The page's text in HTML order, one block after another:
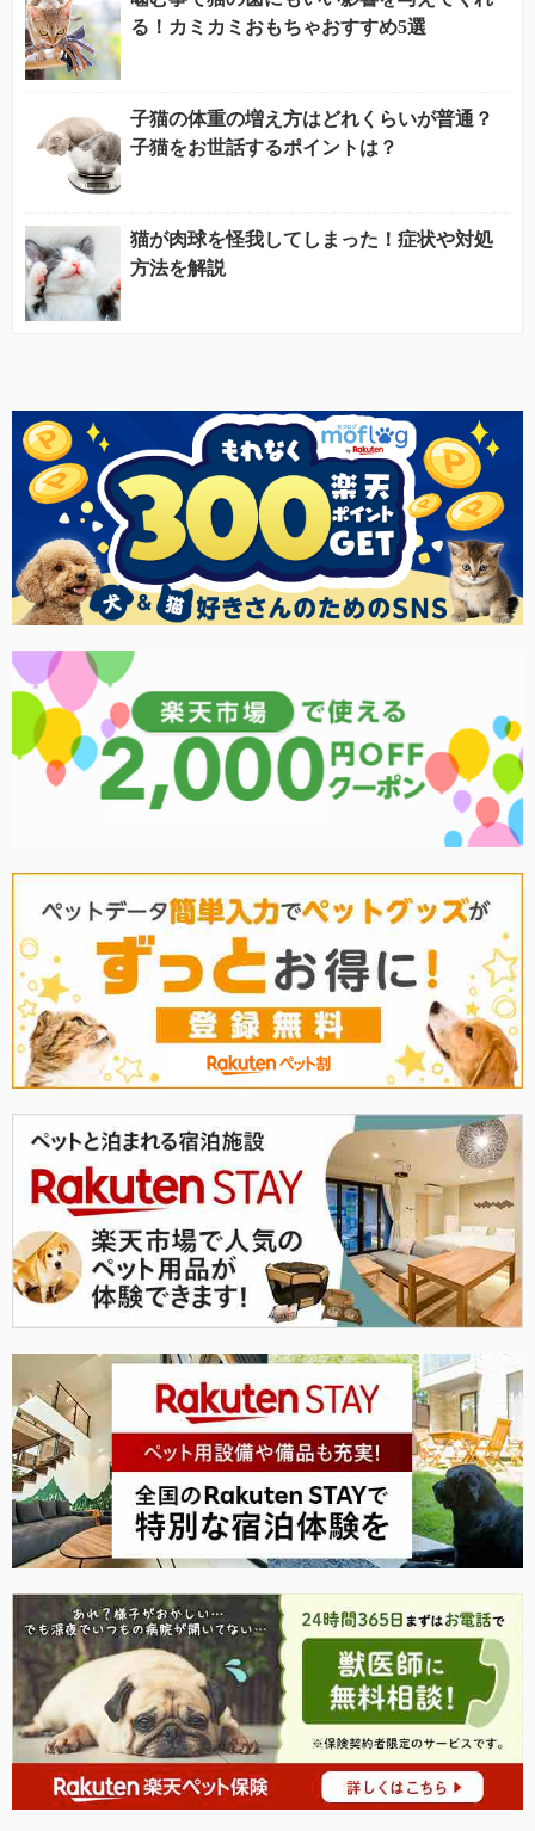
る！カミカミおもちゃおすすめ5選
子猫の体重の増え方はどれくらいが普通？
子猫をお世話するポイントは？
猫が肉球を怪我してしまった！症状や対処
方法を解説